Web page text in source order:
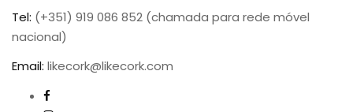
Tel: (+351) 919 086 852 (chamada para rede móvel
nacional)
Email: likecork@likecork.com